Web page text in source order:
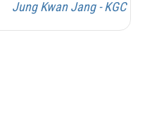
Jung Kwan Jang - KGC